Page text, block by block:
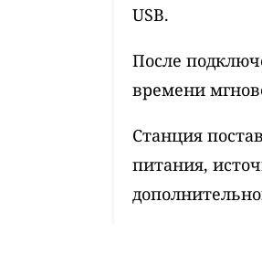
USB.
После
времени
Станция
питания,